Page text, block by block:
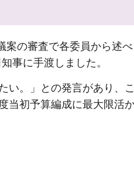
の審査で各委員から述
事に手渡しました。
い。」との発言があり、
当初予算編成に最大限活